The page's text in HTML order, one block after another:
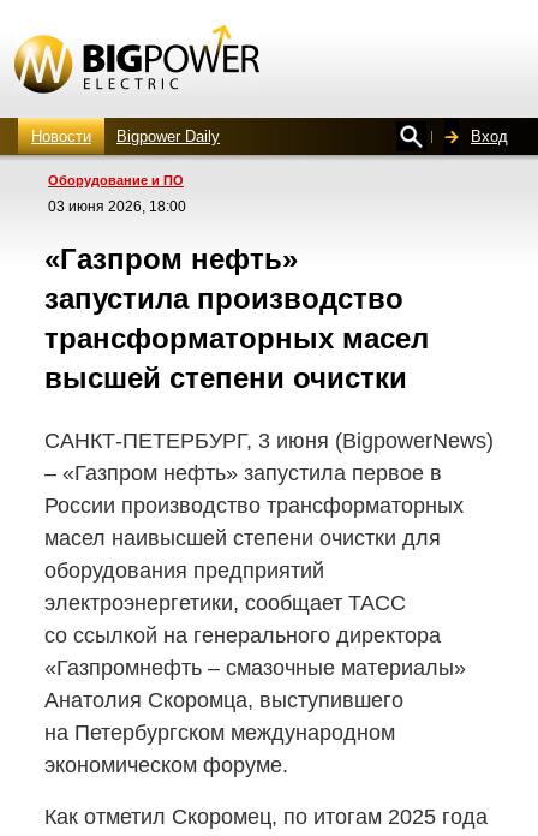
Новости Bigpower Daily Вход
Оборудование и ПО
03 июня 2026, 18:00
«Газпром нефть»
запустила производство
трансформаторных масел
высшей степени очистки
САНКТ-ПЕТЕРБУРГ, 3 июня (BigpowerNews)
– «Газпром нефть» запустила первое в
России производство трансформаторных
масел наивысшей степени очистки для
оборудования предприятий
электроэнергетики, сообщает ТАСС
со ссылкой на генерального директора
«Газпромнефть – смазочные материалы»
Анатолия Скоромца, выступившего
на Петербургском международном
экономическом форуме.
Как отметил Скоромец, по итогам 2025 года